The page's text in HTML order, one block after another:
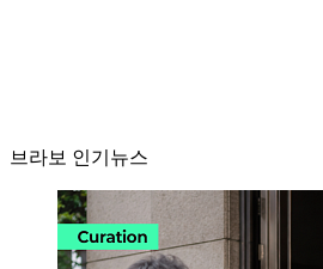
브라보 인기뉴스